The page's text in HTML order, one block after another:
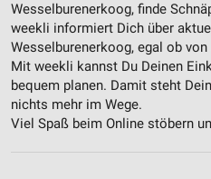
Wesselburenerkoog, finde
weekli informiert Dich über
Wesselburenerkoog, egal ob
Mit weekli kannst Du Deinen
bequem planen. Damit steht
nichts mehr im Wege.
Viel Spaß beim Online stöbern
Messung der Werbeleistung
Messung der Performance von
Analyse von Zielgruppen
Kombinationen von Daten aus
Quellen